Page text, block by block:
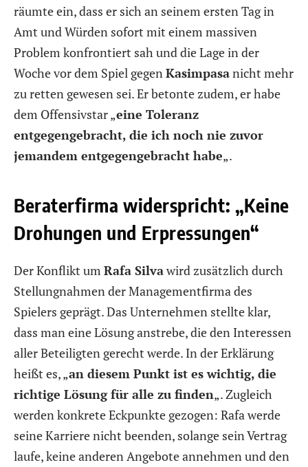
räumte ein, dass er sich an seinem ersten Tag in
Amt und Würden sofort mit einem massiven
Problem konfrontiert sah und die Lage in der
Woche vor dem Spiel gegenKasimpasanicht mehr
zu retten gewesen sei. Er betonte zudem, er habe
dem Offensivstar „eine Toleranz
entgegengebracht, die ich noch nie zuvor
jemandem entgegengebracht habe„.
Beraterfirma widerspricht: „Keine
Drohungen und Erpressungen“
Der Konflikt um Rafa Silvawird zusätzlich durch
Stellungnahmen der Managementfirma des
Spielers geprägt. Das Unternehmen stellte klar,
dass man eine Lösung anstrebe, die den Interessen
aller Beteiligten gerecht werde. In der Erklärung
heißt es, „an diesem Punkt ist es wichtig, die
richtige Lösung für alle zu finden„. Zugleich
werden konkrete Eckpunkte gezogen: Rafa werde
seine Karriere nicht beenden, solange sein Vertrag
laufe, keine anderen Angebote annehmen und den